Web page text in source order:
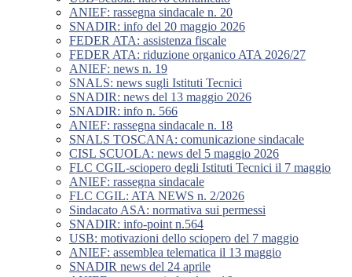
ANIEF: rassegna sindacale n. 20
SNADIR: info del 20 maggio 2026
FEDER ATA: assistenza fiscale
FEDER ATA: riduzione organico ATA 2026/27
ANIEF: news n. 19
SNALS: news sugli Istituti Tecnici
SNADIR: news del 13 maggio 2026
SNADIR: info n. 566
ANIEF: rassegna sindacale n. 18
SNALS TOSCANA: comunicazione sindacale
CISL SCUOLA: news del 5 maggio 2026
FLC CGIL-sciopero degli Istituti Tecnici il 7 maggio
ANIEF: rassegna sindacale
FLC CGIL: ATA NEWS n. 2/2026
Sindacato ASA: normativa sui permessi
SNADIR: info-point n.564
USB: motivazioni dello sciopero del 7 maggio
ANIEF: assemblea telematica il 13 maggio
SNADIR news del 24 aprile